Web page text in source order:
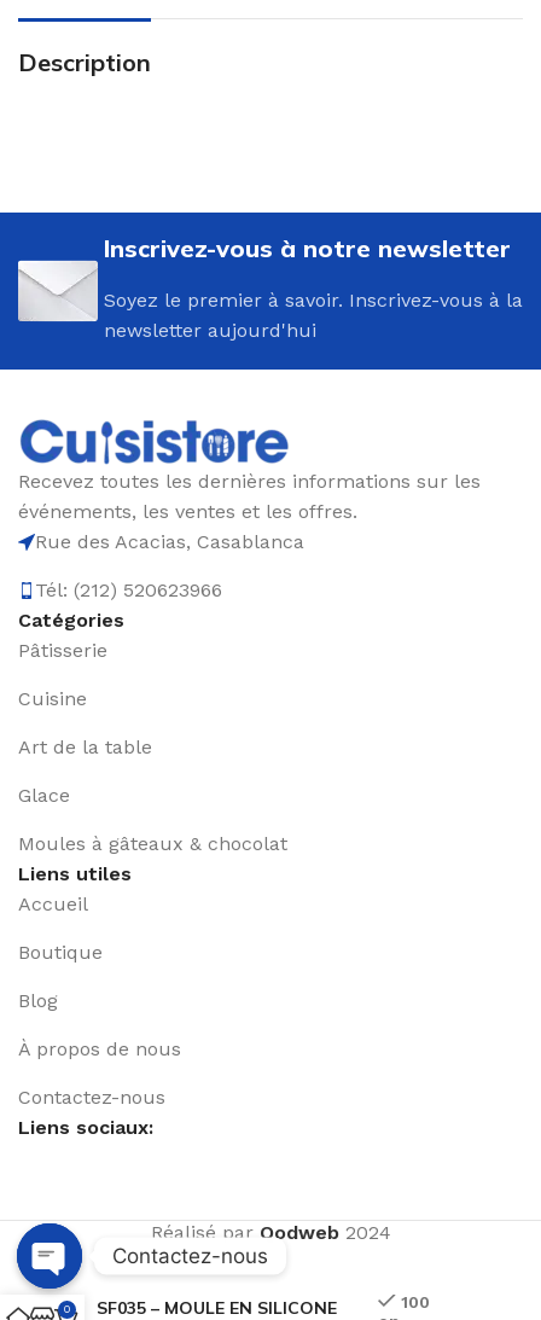
Description
Inscrivez-vous à notre newsletter
Soyez le premier à savoir. Inscrivez-vous à la
newsletter aujourd'hui
Recevez toutes les dernières informations sur les
événements, les ventes et les offres.
Rue des Acacias, Casablanca
Tél: (212) 520623966
Catégories
Pâtisserie
Cuisine
Art de la table
Glace
Moules à gâteaux & chocolat
Liens utiles
Accueil
Boutique
Blog
À propos de nous
Contactez-nous
Liens sociaux:
Réalisé par Qodweb2024
SF035 – MOULE EN SILICONE
100
0
Contactez-nous
Open